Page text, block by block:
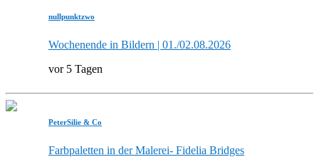
nullpunktzwo
Wochenende in Bildern | 01./02.08.2026
vor 5 Tagen
PeterSilie & Co
Farbpaletten in der Malerei- Fidelia Bridges